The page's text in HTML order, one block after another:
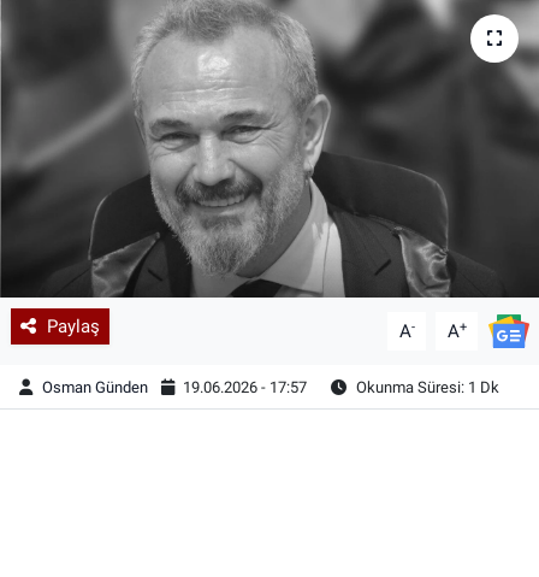
Paylaş A- A+
Osman Günden 19.06.2026 - 17:57 Okunma Süresi: 1 Dk
Haber Arşivi